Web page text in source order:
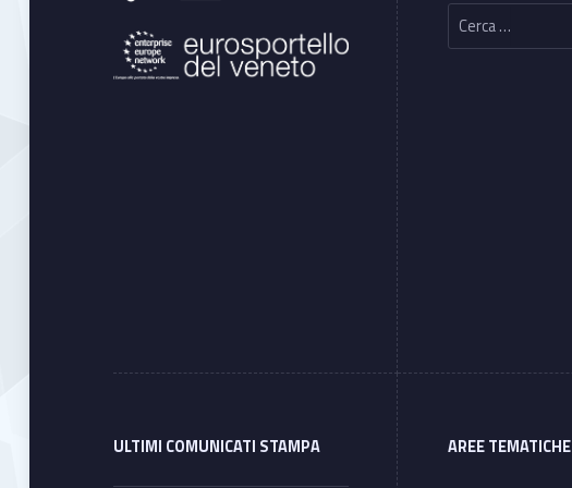
ULTIMI COMUNICATI STAMPA AREE TEMATICHE